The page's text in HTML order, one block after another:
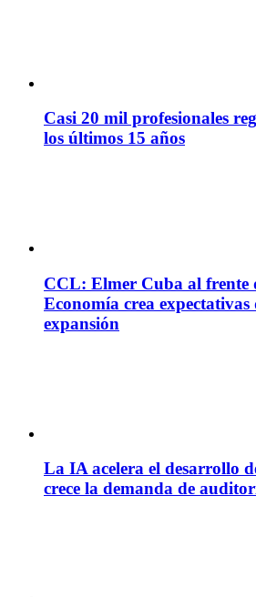
Casi 20 mil profesionales
los últimos 15 años
CCL: Elmer Cuba al frente
Economía crea
expansión
La IA acelera el desarrollo
crece la demanda de